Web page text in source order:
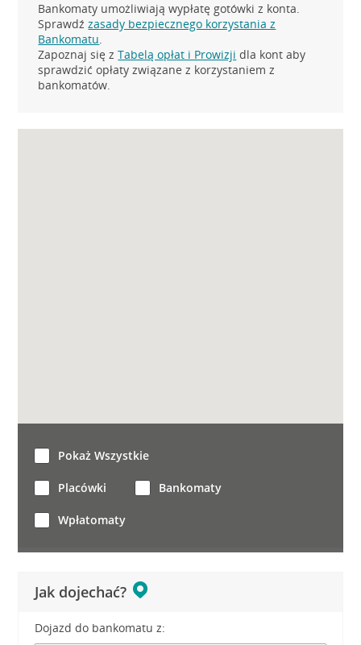
Bankomaty umożliwiają wypłatę gotówki z konta.
Sprawdźzasady bezpiecznego korzystania z
Bankomatu.
Zapoznaj się zTabelą opłat i Prowizji dla kont aby
sprawdzić opłaty związane z korzystaniem z
bankomatów.
Jak dojechać?
Dojazd do bankomatu z:
Pokaż Wszystkie
Placówki Bankomaty
Wpłatomaty